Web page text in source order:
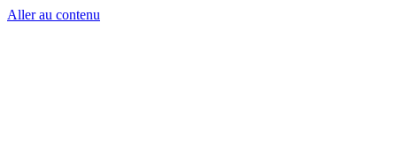
Aller au contenu